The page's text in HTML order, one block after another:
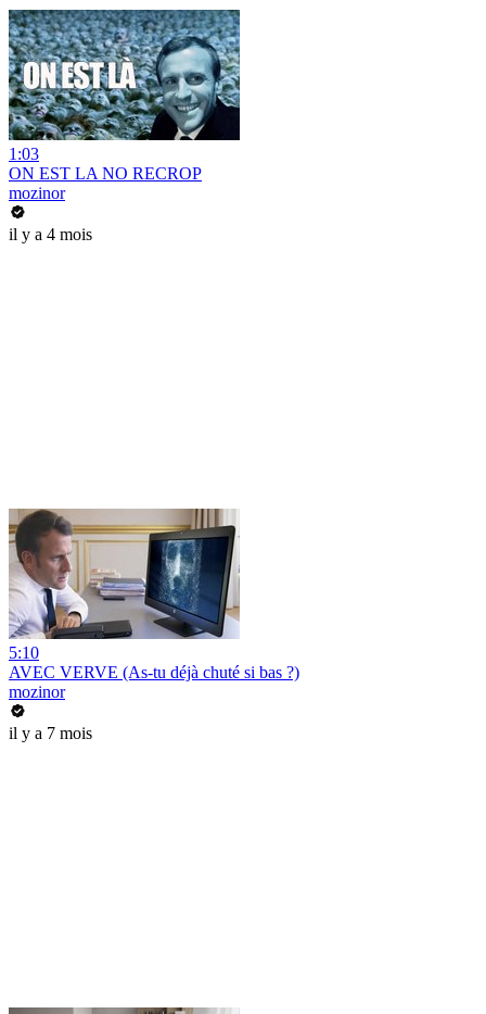
1:03
ON EST LA NO RECROP
mozinor
il y a 4 mois
5:10
AVEC VERVE (As-tu déjà chuté si bas ?)
mozinor
il y a 7 mois